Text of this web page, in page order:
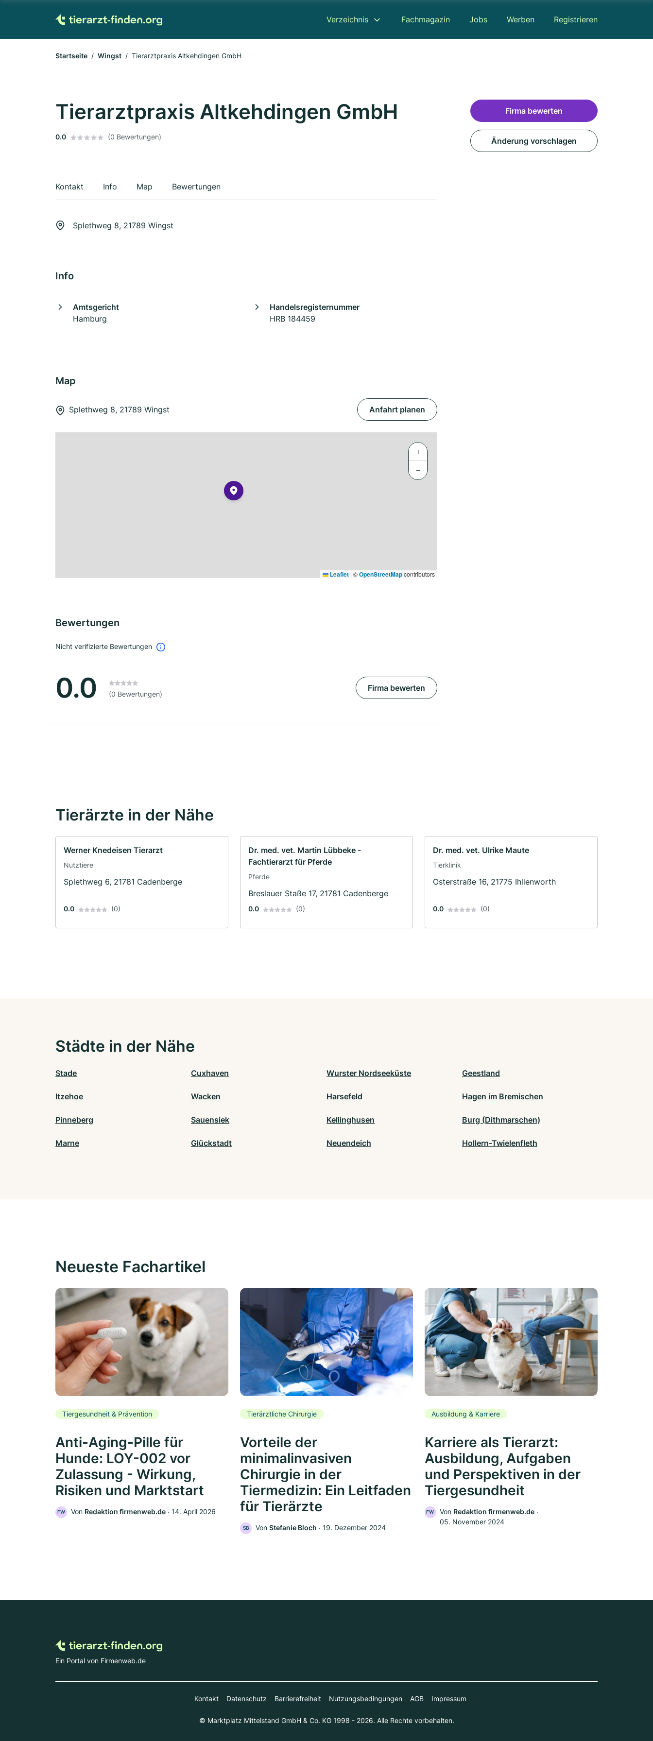
Verzeichnis Fachmagazin Jobs Werben Registrieren
Startseite Wingst Tierarztpraxis Altkehdingen GmbH
Tierarztpraxis Altkehdingen GmbH
0.0 (0 Bewertungen)
Kontakt Info Map Bewertungen
Splethweg 8, 21789 Wingst
Info
Amtsgericht
Hamburg
Handelsregisternummer
HRB 184459
Map
Splethweg 8, 21789 Wingst Anfahrt planen
+
−
Leaflet | ©OpenStreetMapcontributors
Bewertungen
Nicht verifizierte Bewertungen
0.0 (0 Bewertungen)
Firma bewerten
Firma bewerten
Änderung vorschlagen
Tierärzte in der Nähe
Werner Knedeisen Tierarzt
Nutztiere
Splethweg 6, 21781 Cadenberge
0.0 (0)
Dr. med. vet. Martin Lübbeke -
Fachtierarzt für Pferde
Pferde
Breslauer Staße 17, 21781 Cadenberge
0.0 (0)
Dr. med. vet. Ulrike Maute
Tierklinik
Osterstraße 16, 21775 Ihlienworth
0.0 (0)
Städte in der Nähe
Stade Cuxhaven Wurster Nordseeküste Geestland
Itzehoe Wacken Harsefeld Hagen im Bremischen
Pinneberg Sauensiek Kellinghusen Burg (Dithmarschen)
Marne Glückstadt Neuendeich Hollern-Twielenfleth
Neueste Fachartikel
Tiergesundheit & Prävention
Anti-Aging-Pille für
Hunde: LOY-002 vor
Zulassung - Wirkung,
Risiken und Marktstart
FW Von Redaktion firmenweb.de ‧ 14. April 2026
Tierärztliche Chirurgie
Vorteile der
minimalinvasiven
Chirurgie in der
Tiermedizin: Ein Leitfaden
für Tierärzte
SB Von Stefanie Bloch ‧ 19. Dezember 2024
Ausbildung & Karriere
Karriere als Tierarzt:
Ausbildung, Aufgaben
und Perspektiven in der
Tiergesundheit
FW Von Redaktion firmenweb.de‧
05. November 2024
Ein Portal von Firmenweb.de
Kontakt Datenschutz Barrierefreiheit Nutzungsbedingungen AGB Impressum
© Marktplatz Mittelstand GmbH & Co. KG 1998 - 2026. Alle Rechte vorbehalten.